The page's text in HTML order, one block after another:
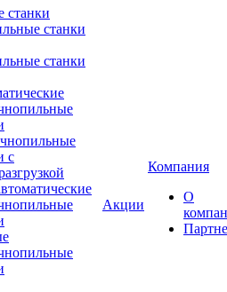
станки
станки
станки
с
Акции
Компания
О